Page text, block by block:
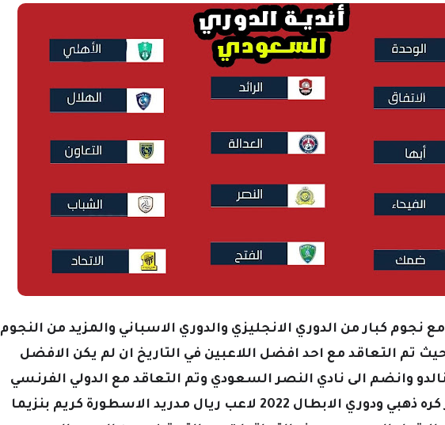
نجوم كبار من الدوري الانجليزي والدوري الاسباني والمزيد من النجوم
حيث تم التعاقد مع احد افضل اللاعبين في التاريخ ان لم يكن الافضل
وانضم الى نادي النصر السعودي وتم التعاقد مع الدولي الفرنسي
الحائز على اخر كره ذهبي ودوري الابطال 2022 لاعب ريال مدريد الاسطورة كريم بنزيما